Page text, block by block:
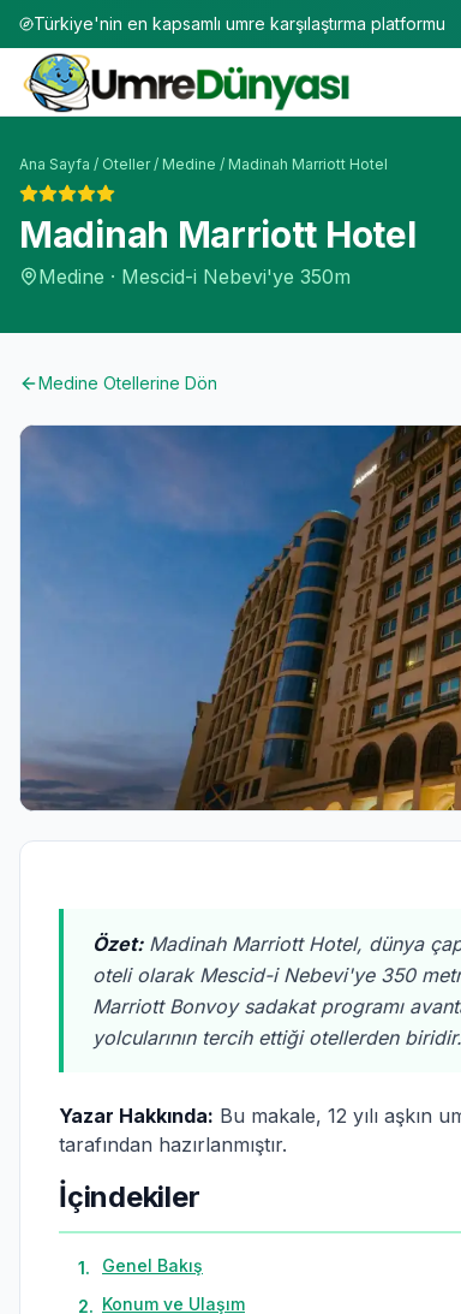
Türkiye'nin en kapsamlı umre karşılaştırma platformu
Ana Sayfa / Oteller/ Medine / Madinah Marriott Hotel
Madinah Marriott Hotel
Medine · Mescid-i Nebevi'ye 350m
Medine Otellerine Dön
Özet:Madinah Marriott Hotel, dünya
oteli olarak Mescid-i Nebevi'ye 350
Marriott Bonvoy sadakat programı
yolcularının tercih ettiği otellerden biridir.
Yazar Hakkında: Bu makale, 12 yılı aşkın
tarafından hazırlanmıştır.
İçindekiler
1.
Genel Bakış
2. Konum ve Ulaşım